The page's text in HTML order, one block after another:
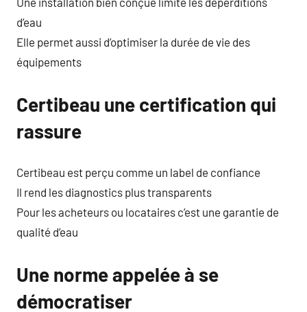
d’eau
Elle permet aussi d’optimiser la durée de vie des
équipements
Certibeau une certification qui
rassure
Certibeau est perçu comme un label de confiance
Il rend les diagnostics plus transparents
Pour les acheteurs ou locataires c’est une garantie de
qualité d’eau
Une norme appelée à se
démocratiser